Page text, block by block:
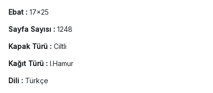
Ebat : 17x25
Sayfa Sayısı : 1248
Kapak Türü : Ciltli
Kağıt Türü : I.Hamur
Dili : Türkçe